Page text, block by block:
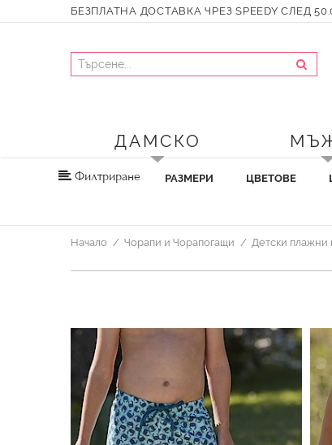
БЕЗПЛАТНА ДОСТАВКА ЧРЕЗ SPEEDY СЛЕД
ДАМСКО
Филтриране РАЗМЕРИ ЦВЕТОВЕ
Начало Чорапи и Чорапогащи Детски плажни